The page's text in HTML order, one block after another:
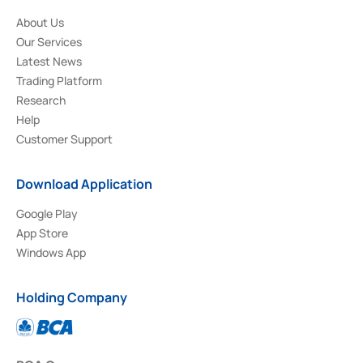
About Us
Our Services
Latest News
Trading Platform
Research
Help
Customer Support
Download Application
Google Play
App Store
Windows App
Holding Company